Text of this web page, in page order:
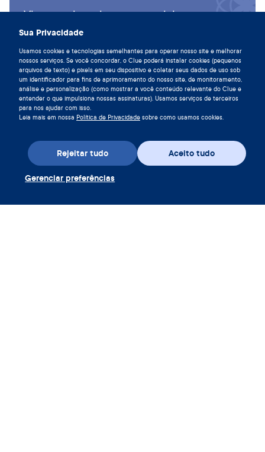
Sua Privacidade
Usamos cookies e tecnologias semelhantes para operar nosso site e melhorar
nossos serviços. Se você concordar, o Clue poderá instalar cookies (pequenos
arquivos de texto) e pixels em seu dispositivo e coletar seus dados de uso sob
um identificador para fins de aprimoramento do nosso site, de monitoramento,
análise e personalização (como mostrar a você conteúdo relevante do Clue e
entender o que impulsiona nossas assinaturas). Usamos serviços de terceiros
para nos ajudar com isso.
Leia mais em nossa Política de Privacidade sobre como usamos cookies.
Aceito tudo
Rejeitar tudo
Gerenciar preferências
Viva em sintonia com seu ciclo,
baixe o Clue hoje.
Baixe o Clue app